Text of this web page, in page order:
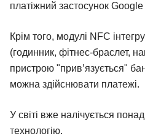
платіжний застосунок
Крім того, модулі NFC
(годинник, фітнес-браслет,
пристрою "прив’язується"
можна здійснювати платежі.
У світі вже налічується
технологію.